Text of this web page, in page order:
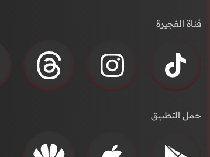
قناة الفجيرة
حمل التطبيق